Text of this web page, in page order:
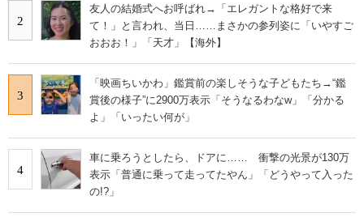
2
友人の結婚式へお呼ばれ→「エレガントな格好で来
て！」と言われ、当日……まさかの参列姿に「いやすご
おおお！」「天才」【海外】
3
「映画ちいかわ」鑑賞前の楽しそうな子どもたち→“鑑
賞後の様子”に2900万表示「そうなるわなw」「分かる
よ」「いったい何が」
4
車に乗ろうとしたら、ドアに…… 衝撃の光景が130万
表示「普通に乗って走ってたやん」「どうやって入った
の!?」